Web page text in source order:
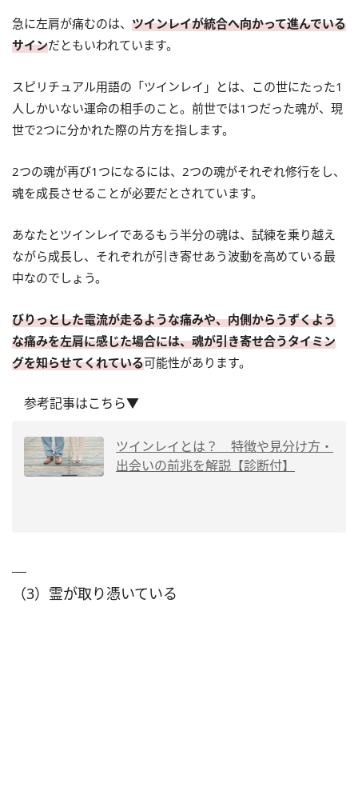
急に左肩が痛むのは、 ツインレイが統合へ向かって進んでいる
サインだともいわれています。
スピリチュアル用語の「ツインレイ」とは、この世にたった1
人しかいない運命の相手のこと。前世では1つだった魂が、現
世で2つに分かれた際の片方を指します。
2つの魂が再び1つになるには、2つの魂がそれぞれ修行をし、
魂を成長させることが必要だとされています。
あなたとツインレイであるもう半分の魂は、試練を乗り越え
ながら成長し、それぞれが引き寄せあう波動を高めている最
中なのでしょう。
びりっとした電流が走るような痛みや、内側からうずくよう
な痛みを左肩に感じた場合には、魂が引き寄せ合うタイミン
グを知らせてくれている可能性があります。
参考記事はこちら▼
ツインレイとは？ 特徴や見分け方・
出会いの前兆を解説【診断付】
（3）霊が取り憑いている